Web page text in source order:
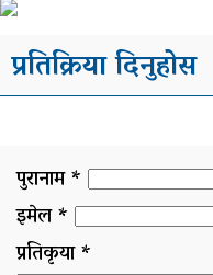
प्रतिक्रिया दिनुहोस
पुरानाम *
इमेल *
प्रतिकृया *